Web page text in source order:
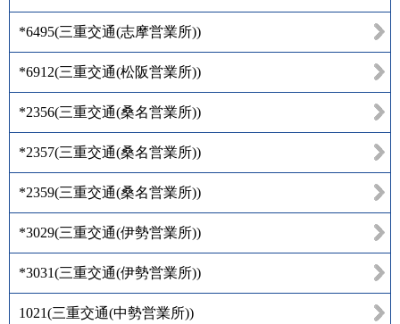
*6495(三重交通(志摩営業所))
*6912(三重交通(松阪営業所))
*2356(三重交通(桑名営業所))
*2357(三重交通(桑名営業所))
*2359(三重交通(桑名営業所))
*3029(三重交通(伊勢営業所))
*3031(三重交通(伊勢営業所))
1021(三重交通(中勢営業所))